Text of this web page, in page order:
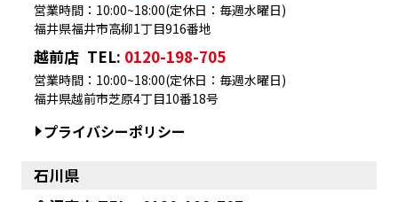
福井県福井市高柳1丁目916番地
営業時間：10:00~18:00(定休日：毎週水曜日)
越前店 TEL: 0120-198-705
福井県越前市芝原4丁目10番18号
営業時間：10:00~18:00(定休日：毎週水曜日)
プライバシーポリシー
石川県